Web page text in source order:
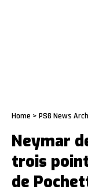
Home > PSG News
Neymar
trois
de